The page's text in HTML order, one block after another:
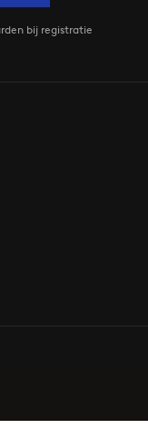
bij registratie